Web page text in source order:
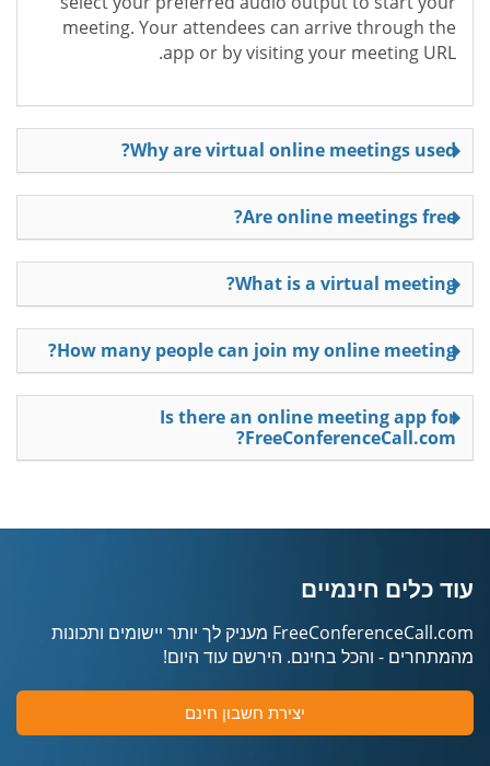
meeting. Your attendees can arrive through the
app or by visiting your meeting URL.
Why are virtual online meetings used?
Are online meetings free?
What is a virtual meeting?
How many people can join my online meeting?
Is there an online meeting app for
FreeConferenceCall.com?
עוד כלים חינמיים
FreeConferenceCall.com מעניק לך יותר יישומים ותכונות
מהמתחרים - והכל בחינם. הירשם עוד היום!
יצירת חשבון חינם